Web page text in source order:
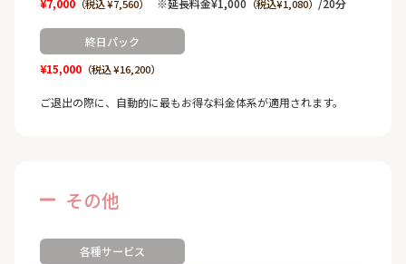
¥7,000（税込 ¥7,560） ※延長料金¥1,000 （税込¥1,080） /20分
終日パック
¥15,000（税込 ¥16,200）
ご退出の際に、自動的に最もお得な料金体系が適用されます。
その他
各種サービス